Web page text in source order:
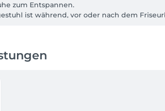
zum Entspannen.
ist während, vor oder nach dem